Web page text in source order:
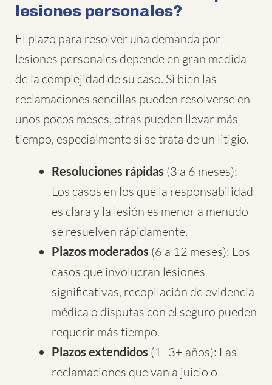
lesiones personales?
El plazo para resolver una demanda por
lesiones personales depende en gran medida
de la complejidad de su caso. Si bien las
reclamaciones sencillas pueden resolverse en
unos pocos meses, otras pueden llevar más
tiempo, especialmente si se trata de un litigio.
Resoluciones rápidas (3 a 6 meses):
Los casos en los que la responsabilidad
es clara y la lesión es menor a menudo
se resuelven rápidamente.
Plazos moderados (6 a 12 meses): Los
casos que involucran lesiones
significativas, recopilación de evidencia
médica o disputas con el seguro pueden
requerir más tiempo.
Plazos extendidos (1–3+ años): Las
reclamaciones que van a juicio o